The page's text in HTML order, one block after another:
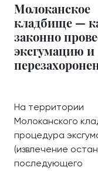
Молоканское
кладбище —
законно
эксгумацию и
На территории
Молоканского
процедура
(извлечение
последующего